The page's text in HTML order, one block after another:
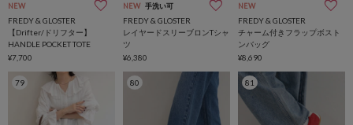
NEW
FREDY & GLOSTER
【Drifter/ドリフター】
HANDLE POCKET TOTE
¥7,700
NEW 手洗い可
FREDY & GLOSTER
レイヤードスリーブロンTシャ
ツ
¥6,380
NEW
FREDY & GLOSTER
チャーム付きフラップボスト
ンバッグ
¥8,690
79 80 81